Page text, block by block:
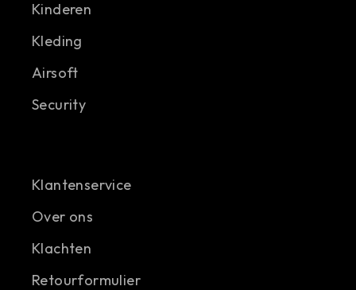
Kinderen
Kleding
Airsoft
Security
Klantenservice
Over ons
Klachten
Retourformulier